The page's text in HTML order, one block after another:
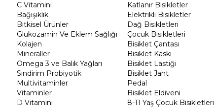
C Vitamini
Bağışıklık
Bitkisel Ürünler
Glukozamin Ve Eklem Sağlığı
Kolajen
Mineraller
Omega 3 ve Balık Yağları
Sindirim Probiyotik
Multivitaminler
Vitaminler
D Vitamini
Katlanır Bisikletler
Elektrikli Bisikletler
Dağ Bisikletleri
Çocuk Bisikletleri
Bisiklet Çantası
Bisiklet Kaskı
Bisiklet Lastiği
Bisiklet Jant
Pedal
Bisiklet Eldiveni
8-11 Yaş Çocuk Bisikletleri